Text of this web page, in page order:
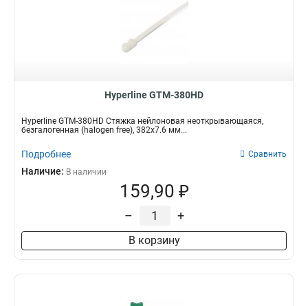
Hyperline GTM-380HD
Hyperline GTM-380HD Стяжка нейлоновая неоткрывающаяся,
безгалогенная (halogen free), 382x7.6 мм...
Подробнее Сравнить
Наличие: В наличии
159,90 ₽
– +
В корзину